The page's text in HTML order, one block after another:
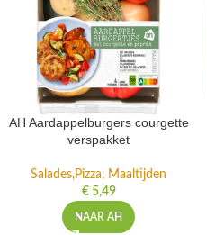
AH Aardappelburgers courgette
verspakket
Salades,Pizza, Maaltijden
€5,49
NAAR AH